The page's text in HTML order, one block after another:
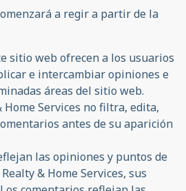
a regir a partir de la
sitio web ofrecen a los usuarios
e intercambiar opiniones e
áreas del sitio web.
Home Services no filtra, edita,
antes de su aparición
las opiniones y puntos de
& Home Services, sus